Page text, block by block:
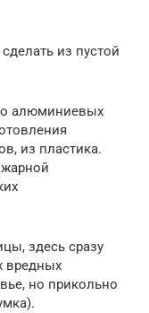
из пустой
алюминиевых
из пластика.
здесь сразу
вредных
но прикольно